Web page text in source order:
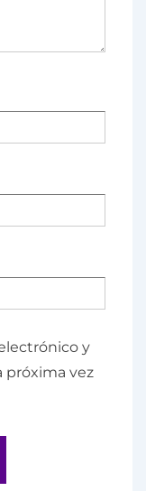
y
próxima vez